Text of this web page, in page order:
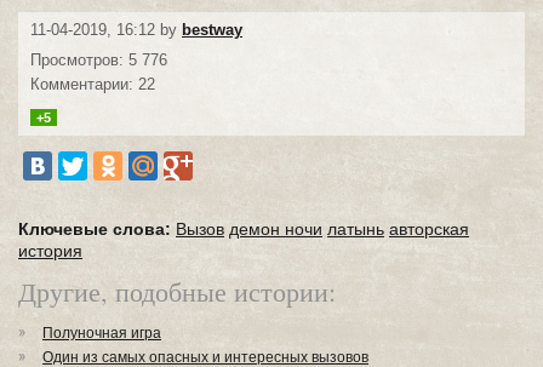
11-04-2019, 16:12 by bestway
Просмотров: 5 776
Комментарии: 22
+5
Ключевые слова: Вызов демон ночи латынь авторская
история
Другие, подобные истории:
Полуночная игра
Один из самых опасных и интересных вызовов